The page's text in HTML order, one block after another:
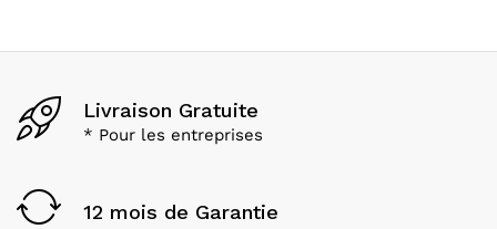
Livraison Gratuite
* Pour les entreprises
12 mois de Garantie